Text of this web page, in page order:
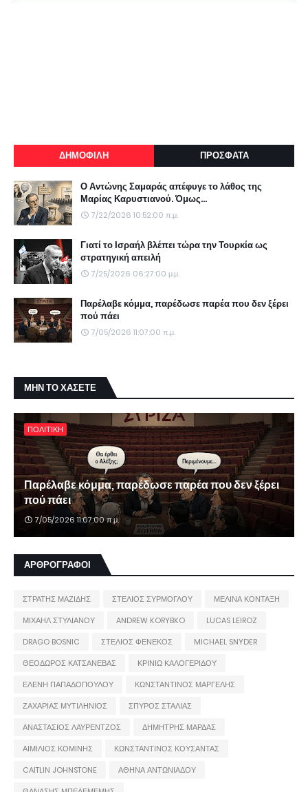
ΔΗΜΟΦΙΛΗ ΠΡΟΣΦΑΤΑ
Ο Αντώνης Σαμαράς απέφυγε το λάθος της
Μαρίας Καρυστιανού. Όμως...
7/22/2026 10:52:00 π.μ.
Γιατί το Ισραήλ βλέπει τώρα την Τουρκία ως
στρατηγική απειλή
7/25/2026 06:27:00 μ.μ.
Παρέλαβε κόμμα, παρέδωσε παρέα που δεν ξέρει
πού πάει
7/05/2026 11:07:00 π.μ.
ΜΗΝ ΤΟ ΧΑΣΕΤΕ
ΠΟΛΙΤΙΚΗ
Παρέλαβε κόμμα, παρέδωσε παρέα που δεν ξέρει
πού πάει
7/05/2026 11:07:00 π.μ.
ΑΡΘΡΟΓΡΑΦΟΙ
ΣΤΡΑΤΗΣ ΜΑΖΙΔΗΣ ΣΤΕΛΙΟΣ ΣΥΡΜΟΓΛΟΥ
ΜΕΛΙΝΑ ΚΟΝΤΑΞΗ
ΜΙΧΑΗΛ ΣΤΥΛΙΑΝΟΥ
ANDREW KORYBKO
LUCAS LEIROZ
DRAGO BOSNIC
ΣΤΕΛΙΟΣ ΦΕΝΕΚΟΣ
MICHAEL SNYDER
ΘΕΟΔΩΡΟΣ ΚΑΤΣΑΝΕΒΑΣ
ΚΡΙΝΙΩ ΚΑΛΟΓΕΡΙΔΟΥ
ΕΛΕΝΗ ΠΑΠΑΔΟΠΟΥΛΟΥ
ΚΩΝΣΤΑΝΤΙΝΟΣ ΜΑΡΓΕΛΗΣ
ΖΑΧΑΡΙΑΣ ΜΥΤΙΛΗΝΙΟΣ
ΣΠΥΡΟΣ ΣΤΑΛΙΑΣ
ΑΝΑΣΤΑΣΙΟΣ ΛΑΥΡΕΝΤΖΟΣ
ΔΗΜΗΤΡΗΣ ΜΑΡΔΑΣ
ΑΙΜΙΛΙΟΣ ΚΟΜΙΝΗΣ
ΚΩΝΣΤΑΝΤΙΝΟΣ ΚΟΥΣΑΝΤΑΣ
CAITLIN JOHNSTONE
ΑΘΗΝΑ ΑΝΤΩΝΙΑΔΟΥ